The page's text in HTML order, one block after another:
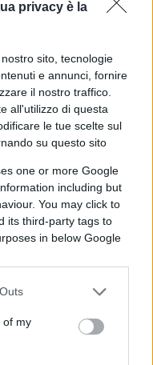
privacy è la
sito, tecnologie
e annunci, fornire
il nostro traffico.
all'utilizzo di questa
le tue scelte sul
su questo sito
one or more Google
including but
You may click to
its third-party tags to
in below Google
of my
00:36
dei paesi non
genere”, ha